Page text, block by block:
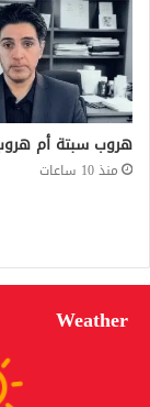
هروب سبتة أم
منذ 10 ساعات
Weather